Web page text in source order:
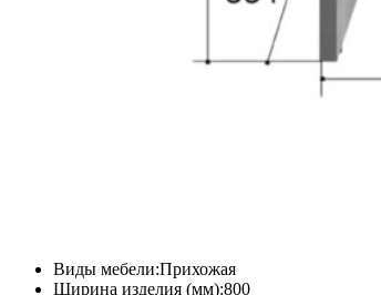
Виды мебели:Прихожая
Ширина изделия (мм):800